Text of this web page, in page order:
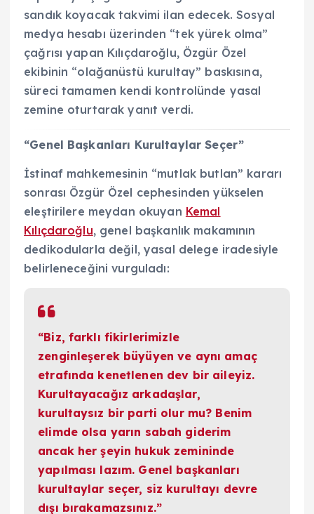
sandık koyacak takvimi ilan edecek. Sosyal
medya hesabı üzerinden “tek yürek olma”
çağrısı yapan Kılıçdaroğlu, Özgür Özel
ekibinin “olağanüstü kurultay” baskısına,
süreci tamamen kendi kontrolünde yasal
zemine oturtarak yanıt verdi.
“Genel Başkanları Kurultaylar Seçer”
İstinaf mahkemesinin “mutlak butlan” kararı
sonrası Özgür Özel cephesinden yükselen
eleştirilere meydan okuyan Kemal
Kılıçdaroğlu, genel başkanlık makamının
dedikodularla değil, yasal delege iradesiyle
belirleneceğini vurguladı:
“Biz, farklı fikirlerimizle
zenginleşerek büyüyen ve aynı amaç
etrafında kenetlenen dev bir aileyiz.
Kurultayacağız arkadaşlar,
kurultaysız bir parti olur mu? Benim
elimde olsa yarın sabah giderim
ancak her şeyin hukuk zemininde
yapılması lazım. Genel başkanları
kurultaylar seçer, siz kurultayı devre
dışı bırakamazsınız.”